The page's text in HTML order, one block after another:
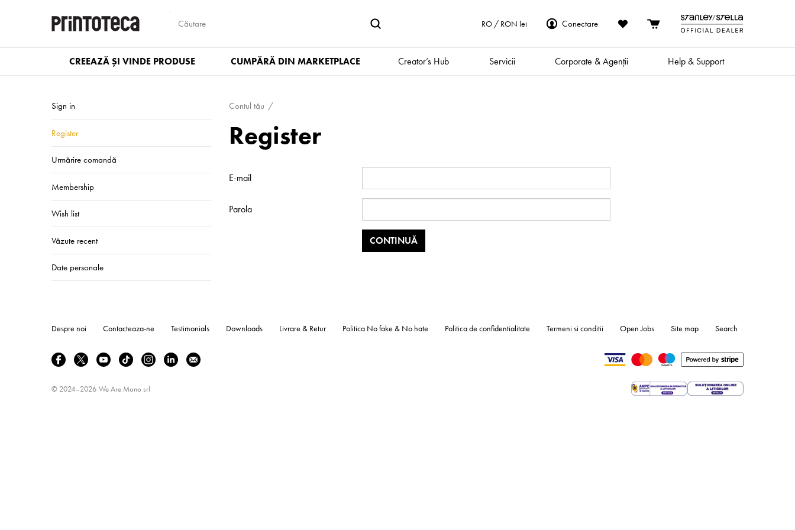
RO / RON lei Conectare
CREEAZĂ ȘI VINDE PRODUSE CUMPĂRĂ DIN MARKETPLACE Creator’s Hub Servicii Corporate & Agenții Help & Support
Sign in
Register
Urmărire comandă
Membership
Wish list
Văzute recent
Date personale
Contul tău
Register
E-mail
Parola
Despre noi Contacteaza-ne Testimonials Downloads Livrare & Retur Politica No fake & No hate Politica de confidentialitate Termeni si conditii Open Jobs Site map Search
© 2024–2026 We Are Mono srl